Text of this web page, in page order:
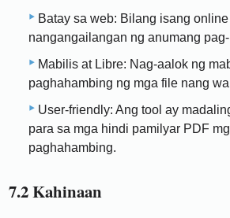
Batay sa web: Bilang isang
nangangailangan ng anumang
Mabilis at Libre: Nag-aalok ng
paghahambing ng mga file nang
User-friendly: Ang tool ay
para sa mga hindi pamilyar PDF
paghahambing.
7.2 Kahinaan